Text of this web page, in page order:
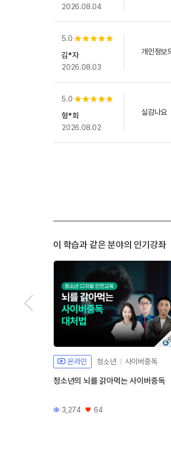
2026.08.04
5.0 별점 5개
김*자
2026.08.03
개인정보
5.0 별점 5개
형*희
2026.08.02
실감나요
이 학습과 같은 분야의 인기강좌
자체
온라인 청소년 사이버중독
청소년의 뇌를 갉아먹는 사이버중독
조회수
3,274
좋아요
64